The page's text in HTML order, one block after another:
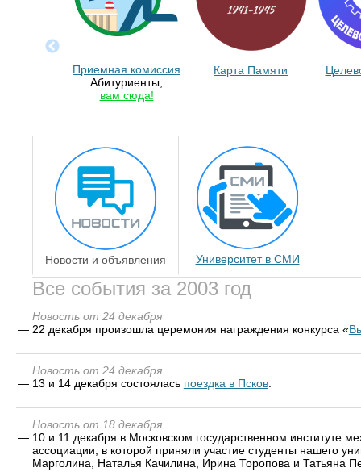
Приемная комиссия
Абитуриенты,
вам сюда!
Карта Памяти
Новости и объявления Университет в СМИ
Все события за 2003 год
Новость от 24 декабря
— 22 декабря произошла церемония награждения конкурса «
Новость от 24 декабря
— 13 и 14 декабря состоялась поездка в Псков.
Новость от 18 декабря
— 10 и 11 декабря в Московском государственном институте
ассоциации, в которой приняли участие студенты нашего
Марголина, Наталья Качилина, Ирина Торопова и Татьяна